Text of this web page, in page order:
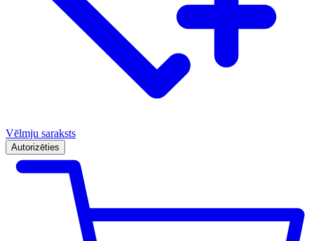
Vēlmju saraksts
Autorizēties